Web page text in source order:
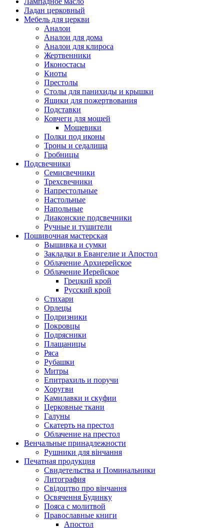
Ладан церковный
Мебель для церкви
Аналои
Аналои для дома
Аналои для клироса
Жертвенники
Иконостасы
Киоты
Престолы
Столы для панихиды и крышки
Ящики для пожертвования
Подставки
Ковчеги для мощей
Мощевики
Полки под иконы
Троны и седалища
Гробницы
Подсвечники
Семисвечники
Трехсвечники
Напрестольные
Настольные
Напольные
Диаконские подсвечники
Ручные и тушители
Пошивочная мастерская
Вышивка и сумки
Закладки в Евангелие и Апостол
Облачение Архиерейское
Облачение Иерейское
Грецкий крой
Русский крой
Стихари
Орлецы
Подризники
Покровцы
Подрясники
Плащаницы
Ряса
Рубашки
Митры
Епитрахиль и поручи
Хоругви
Камилавки и скуфии
Церковные ткани
Галуны
Скатерть на престол
Облачение на престол
Венчальные принадлежности
Рушники для вінчання
Печатная продукция
Свидетельства и Поминальники
Литография
Свідоцтво про вінчання
Освячення Будинку
Пояса с молитвой
Православные книги
Апостол